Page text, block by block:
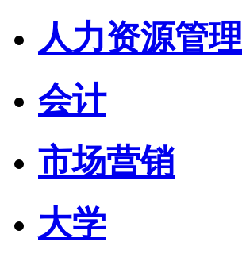
人力资源管理
会计
市场营销
大学